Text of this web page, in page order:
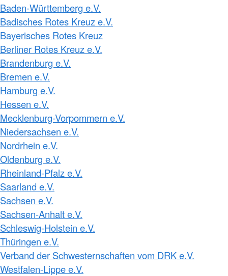
Baden-Württemberg e.V.
Badisches Rotes Kreuz e.V.
Bayerisches Rotes Kreuz
Berliner Rotes Kreuz e.V.
Brandenburg e.V.
Bremen e.V.
Hamburg e.V.
Hessen e.V.
Mecklenburg-Vorpommern e.V.
Niedersachsen e.V.
Nordrhein e.V.
Oldenburg e.V.
Rheinland-Pfalz e.V.
Saarland e.V.
Sachsen e.V.
Sachsen-Anhalt e.V.
Schleswig-Holstein e.V.
Thüringen e.V.
Verband der Schwesternschaften vom DRK e.V.
Westfalen-Lippe e.V.